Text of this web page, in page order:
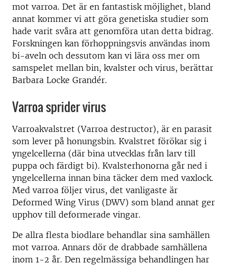
mot varroa. Det är en fantastisk möjlighet, bland
annat kommer vi att göra genetiska studier som
hade varit svåra att genomföra utan detta bidrag.
Forskningen kan förhoppningsvis användas inom
bi-aveln och dessutom kan vi lära oss mer om
samspelet mellan bin, kvalster och virus, berättar
Barbara Locke Grandér.
Varroa sprider virus
Varroakvalstret (Varroa destructor), är en parasit
som lever på honungsbin. Kvalstret förökar sig i
yngelcellerna (där bina utvecklas från larv till
puppa och färdigt bi). Kvalsterhonorna går ned i
yngelcellerna innan bina täcker dem med vaxlock.
Med varroa följer virus, det vanligaste är
Deformed Wing Virus (DWV) som bland annat ger
upphov till deformerade vingar.
De allra flesta biodlare behandlar sina samhällen
mot varroa. Annars dör de drabbade samhällena
inom 1-2 år. Den regelmässiga behandlingen har